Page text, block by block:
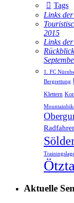
Tags
Links
2015
Links
1. FC
Bergrettung
Klettern
Aktuelle